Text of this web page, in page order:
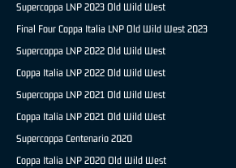
Supercoppa LNP 2023 Old Wild West
Final Four Coppa Italia LNP Old Wild West 2023
Supercoppa LNP 2022 Old Wild West
Coppa Italia LNP 2022 Old Wild West
Supercoppa LNP 2021 Old Wild West
Coppa Italia LNP 2021 Old Wild West
Supercoppa Centenario 2020
Coppa Italia LNP 2020 Old Wild West